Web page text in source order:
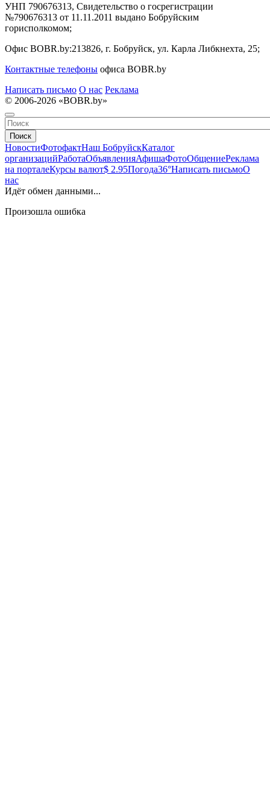
УНП 790676313, Свидетельство о госрегистрации
№790676313 от 11.11.2011 выдано Бобруйским
горисполкомом;
Офис BOBR.by:213826, г. Бобруйск, ул. Карла Либкнехта, 25;
Контактные телефоны офиса BOBR.by
Написать письмо О нас Реклама
© 2006-2026 «BOBR.by»
Поиск
НовостиФотофактНаш БобруйскКаталог
организацийРаботаОбъявленияАфишаФотоОбщениеРеклама
на порталеКурсы валют$ 2.95Погода36°Написать письмоО
нас
Идёт обмен данными...
Произошла ошибка